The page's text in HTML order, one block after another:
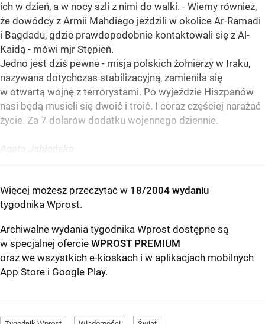
ich w dzień, a w nocy szli z nimi do walki. - Wiemy również,
że dowódcy z Armii Mahdiego jeździli w okolice Ar-Ramadi
i Bagdadu, gdzie prawdopodobnie kontaktowali się z Al-
Kaidą - mówi mjr Stępień.
Jedno jest dziś pewne - misja polskich żołnierzy w Iraku,
nazywana dotychczas stabilizacyjną, zamieniła się
w otwartą wojnę z terrorystami. Po wyjeździe Hiszpanów
nasi będą musieli się dwoić i troić. I coraz częściej narażać
życie. Za 7 dolarów dodatku wojennego dziennie.
Agata Jabłońska
Więcej możesz przeczytać w 18/2004 wydaniu
tygodnika Wprost.
Archiwalne wydania tygodnika Wprost dostępne są
w specjalnej ofercie WPROST PREMIUM
oraz we wszystkich e-kioskach i w aplikacjach mobilnych
App Store i Google Play.